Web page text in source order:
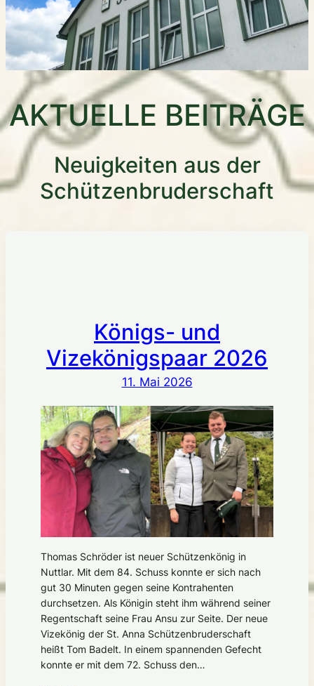
AKTUELLE BEITRÄGE
Neuigkeiten aus der
Schützenbruderschaft
Königs- und
Vizekönigspaar 2026
11. Mai 2026
Thomas Schröder ist neuer Schützenkönig in
Nuttlar. Mit dem 84. Schuss konnte er sich nach
gut 30 Minuten gegen seine Kontrahenten
durchsetzen. Als Königin steht ihm während seiner
Regentschaft seine Frau Ansu zur Seite. Der neue
Vizekönig der St. Anna Schützenbruderschaft
heißt Tom Badelt. In einem spannenden Gefecht
konnte er mit dem 72. Schuss den…